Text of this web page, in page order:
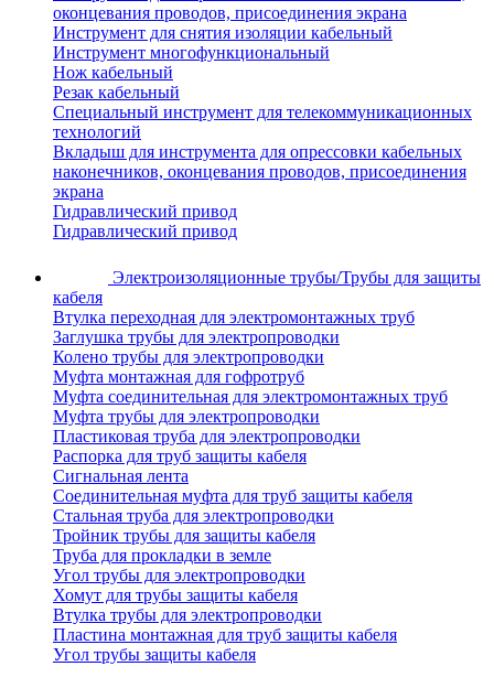
оконцевания проводов, присоединения экрана
Инструмент для снятия изоляции кабельный
Инструмент многофункциональный
Нож кабельный
Резак кабельный
Специальный инструмент для телекоммуникационных
технологий
Вкладыш для инструмента для опрессовки кабельных
наконечников, оконцевания проводов, присоединения
экрана
Гидравлический привод
Гидравлический привод
Электроизоляционные трубы/Трубы для защиты
кабеля
Втулка переходная для электромонтажных труб
Заглушка трубы для электропроводки
Колено трубы для электропроводки
Муфта монтажная для гофротруб
Муфта соединительная для электромонтажных труб
Муфта трубы для электропроводки
Пластиковая труба для электропроводки
Распорка для труб защиты кабеля
Сигнальная лента
Соединительная муфта для труб защиты кабеля
Стальная труба для электропроводки
Тройник трубы для защиты кабеля
Труба для прокладки в земле
Угол трубы для электропроводки
Хомут для трубы защиты кабеля
Втулка трубы для электропроводки
Пластина монтажная для труб защиты кабеля
Угол трубы защиты кабеля